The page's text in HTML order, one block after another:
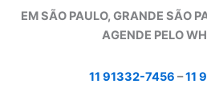
EM SÃO PAULO, GRANDE SÃO
AGENDE PELO
11 91332-7456 –11